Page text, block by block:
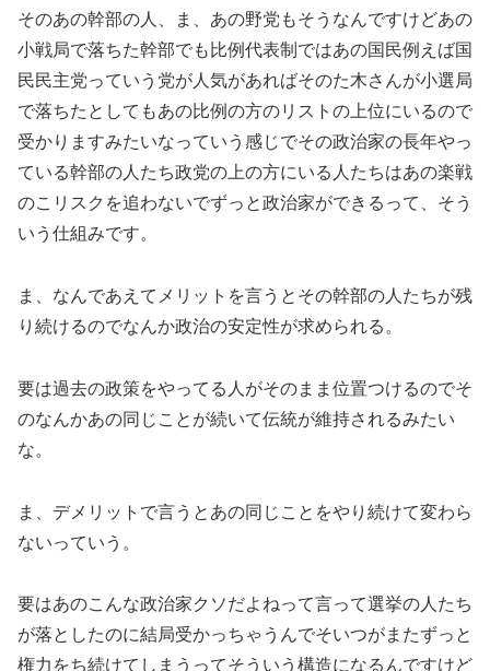
そのあの幹部の人、ま、あの野党もそうなんですけどあの
小戦局で落ちた幹部でも比例代表制ではあの国民例えば国
民民主党っていう党が人気があればそのた木さんが小選局
で落ちたとしてもあの比例の方のリストの上位にいるので
受かりますみたいなっていう感じでその政治家の長年やっ
ている幹部の人たち政党の上の方にいる人たちはあの楽戦
のこリスクを追わないでずっと政治家ができるって、そう
いう仕組みです。
ま、なんであえてメリットを言うとその幹部の人たちが残
り続けるのでなんか政治の安定性が求められる。
要は過去の政策をやってる人がそのまま位置つけるのでそ
のなんかあの同じことが続いて伝統が維持されるみたい
な。
ま、デメリットで言うとあの同じことをやり続けて変わら
ないっていう。
要はあのこんな政治家クソだよねって言って選挙の人たち
が落としたのに結局受かっちゃうんでそいつがまたずっと
権力をち続けてしまうってそういう構造になるんですけど